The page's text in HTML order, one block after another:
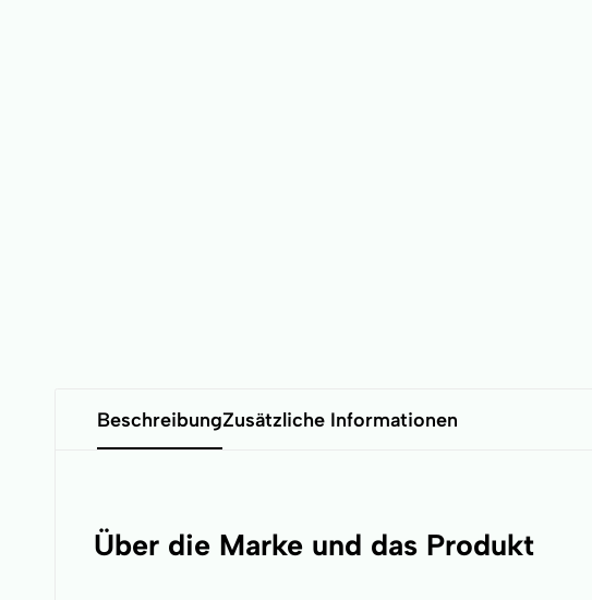
BeschreibungZusätzliche Informationen
Über die Marke und das Produkt